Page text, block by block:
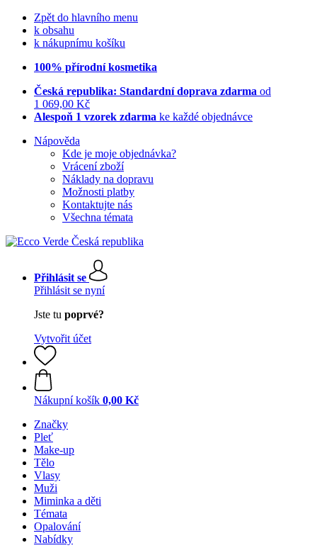
Zpět do hlavního menu
k obsahu
k nákupnímu košíku
100% přírodní kosmetika
Česká republika: Standardní doprava zdarma od
1 069,00 Kč
Alespoň 1 vzorek zdarma ke každé objednávce
Nápověda
Kde je moje objednávka?
Vrácení zboží
Náklady na dopravu
Možnosti platby
Kontaktujte nás
Všechna témata
Přihlásit se
Přihlásit se nyní
Jste tu poprvé?
Vytvořit účet
Nákupní košík 0,00 Kč
Značky
Pleť
Make-up
Tělo
Vlasy
Muži
Miminka a děti
Témata
Opalování
Nabídky